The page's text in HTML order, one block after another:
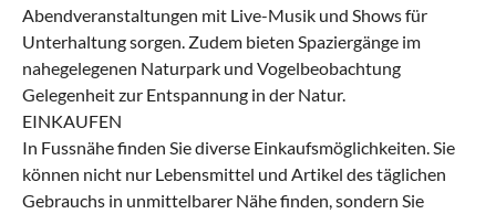
Abendveranstaltungen mit Live-Musik und Shows für
Unterhaltung sorgen. Zudem bieten Spaziergänge im
nahegelegenen Naturpark und Vogelbeobachtung
Gelegenheit zur Entspannung in der Natur.
EINKAUFEN
In Fussnähe finden Sie diverse Einkaufsmöglichkeiten. Sie
können nicht nur Lebensmittel und Artikel des täglichen
Gebrauchs in unmittelbarer Nähe finden, sondern Sie